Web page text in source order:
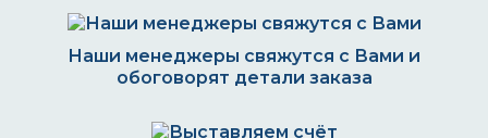
Наши менеджеры свяжутся с Вами и
обоговорят детали заказа